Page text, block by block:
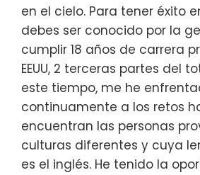
en el cielo. Para tener éxito
debes ser conocido por la
cumplir 18 años de carrera
EEUU, 2 terceras partes del
este tiempo, me he
continuamente a los retos
encuentran las personas
culturas diferentes y cuya
es el inglés. He tenido la